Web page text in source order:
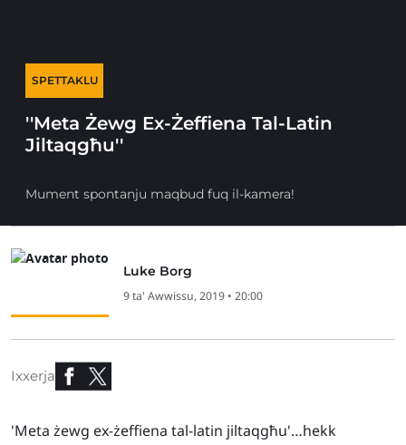
SPETTAKLU
''Meta Żewg Ex-Żeffiena Tal-Latin
Jiltaqgħu''
Mument spontanju maqbud fuq il-kamera!
Luke Borg
9 ta' Awwissu, 2019 • 20:00
Ixxerja
'Meta żewg ex-żeffiena tal-latin jiltaqgħu'…hekk